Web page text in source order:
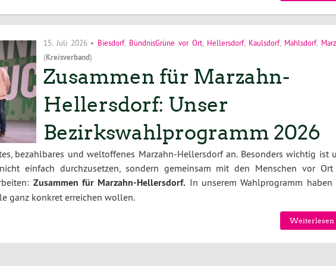
15. Juli 2026• Biesdorf, BündnisGrüne vor Ort Hellersdorf, Kaulsdorf, Mahlsdorf,
(Kreisverband)
Zusammen für Marzahn-
Hellersdorf: Unser
Bezirkswahlprogramm 2026
bezahlbares und weltoffenes Marzahn-Hellersdorf an. Besonders wichtig ist
einfach durchzusetzen, sondern gemeinsam mit den Menschen vor
Zusammen für Marzahn-Hellersdorf. In unserem Wahlprogramm
ganz konkret erreichen wollen.
Weiterlesen